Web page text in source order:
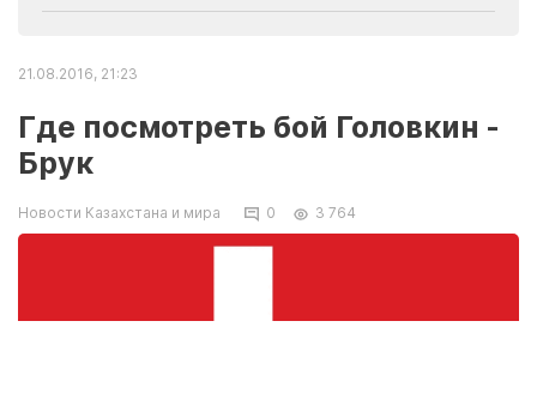
21.08.2016, 21:23
Где посмотреть бой Головкин -
Брук
Новости Казахстана и мира 0 3 764